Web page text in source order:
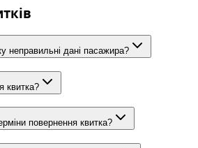
неправильні дані пасажира?
квитка?
повернення квитка?